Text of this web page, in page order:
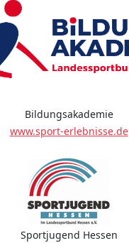
Bildungsakademie
www.sport-erlebnisse.de
Sportjugend Hessen